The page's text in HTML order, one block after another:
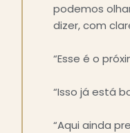
podemos
dizer, com
“Esse é o
“Isso já está
“Aqui ainda